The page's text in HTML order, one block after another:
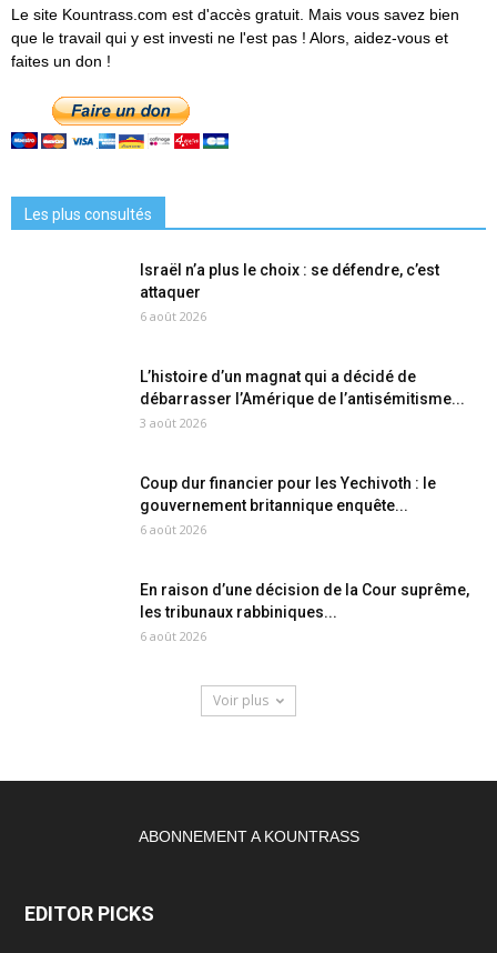
Le site Kountrass.com est d'accès gratuit. Mais vous savez bien
que le travail qui y est investi ne l'est pas ! Alors, aidez-vous et
faites un don !
Les plus consultés
Israël n’a plus le choix : se défendre, c’est
attaquer
6 août 2026
L’histoire d’un magnat qui a décidé de
débarrasser l’Amérique de l’antisémitisme...
3 août 2026
Coup dur financier pour les Yechivoth : le
gouvernement britannique enquête...
6 août 2026
En raison d’une décision de la Cour suprême,
les tribunaux rabbiniques...
6 août 2026
Voir plus
ABONNEMENT A KOUNTRASS
EDITOR PICKS